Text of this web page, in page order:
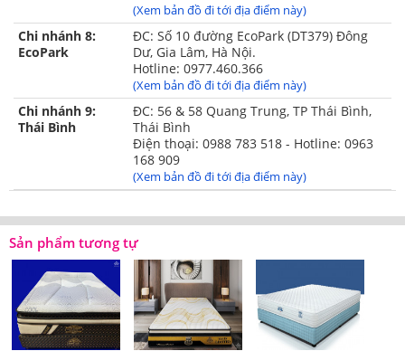
(Xem bản đồ đi tới địa điểm này)
Chi nhánh 8:
EcoPark
ĐC: Số 10 đường EcoPark (DT379) Đông
Dư, Gia Lâm, Hà Nội.
Hotline: 0977.460.366
(Xem bản đồ đi tới địa điểm này)
Chi nhánh 9:
Thái Bình
ĐC: 56 & 58 Quang Trung, TP Thái Bình,
Thái Bình
Điện thoại: 0988 783 518 - Hotline: 0963
168 909
(Xem bản đồ đi tới địa điểm này)
Sản phẩm tương tự